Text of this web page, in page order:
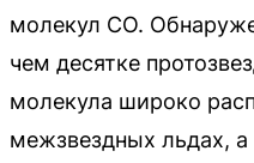
молекул СО.
чем десятке
молекула широко
межзвездных льдах,